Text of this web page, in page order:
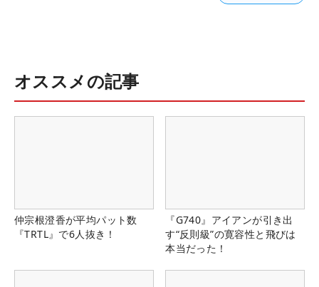
オススメの記事
仲宗根澄香が平均パット数
『TRTL』で6人抜き！
『G740』アイアンが引き出
す“反則級”の寛容性と飛びは
本当だった！